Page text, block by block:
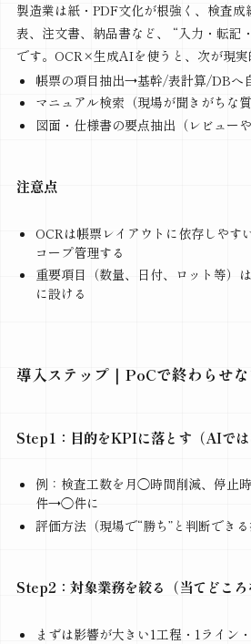
製造業は紙・PDF文化が根強く、検査
表、注文書、納品書など、 “入力・転記
です。OCR×生成AIを使うと、次が現実
帳票の項目抽出→基幹/表計算/DBへ
マニュアル検索（現場が聞きがちな質
図面・仕様書の要点抽出（レビュー
注意点
OCRは帳票レイアウトに依存しやすい
コープ管理する
重要項目（数量、日付、ロット等）は
に設ける
導入ステップ｜PoCで終わらせ
Step1：目的をKPIに落とす（AIでは
例：検査工数を月◯時間削減、停止
件→◯件に
評価方法（現場で“勝ち”と判断でき
Step2：対象業務を絞る（当てどころ
まずは影響が大きい1工程・1ライン